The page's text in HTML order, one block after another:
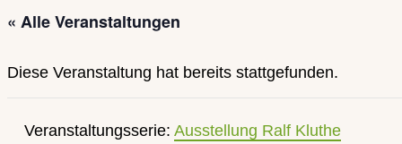
durchsuchen
« Alle Veranstaltungen
Diese Veranstaltung hat bereits stattgefunden.
Veranstaltungsserie: Ausstellung Ralf Kluthe